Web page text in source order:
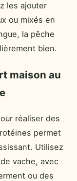
les ajouter
ou mixés en
la pêche
bien.
maison au
réaliser des
permet
Utilisez
vache, avec
ou des